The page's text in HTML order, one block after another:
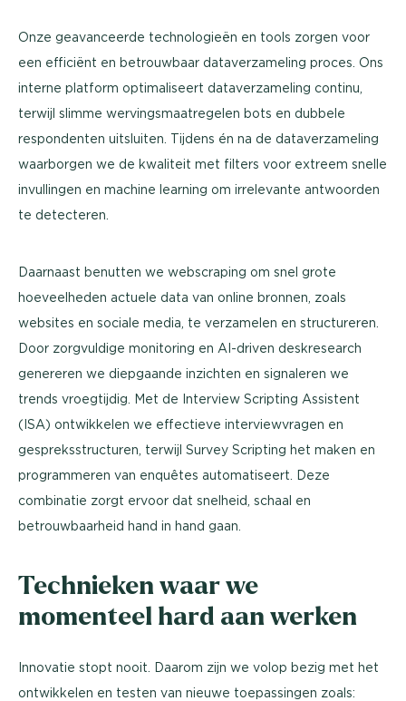
Onze geavanceerde technologieën en tools zorgen voor
een efficiënt en betrouwbaar dataverzameling proces. Ons
interne platform optimaliseert dataverzameling continu,
terwijl slimme wervingsmaatregelen bots en dubbele
respondenten uitsluiten. Tijdens én na de dataverzameling
waarborgen we de kwaliteit met filters voor extreem snelle
invullingen en machine learning om irrelevante antwoorden
te detecteren.
Daarnaast benutten we webscraping om snel grote
hoeveelheden actuele data van online bronnen, zoals
websites en sociale media, te verzamelen en structureren.
Door zorgvuldige monitoring en AI-driven deskresearch
genereren we diepgaande inzichten en signaleren we
trends vroegtijdig. Met de Interview Scripting Assistent
(ISA) ontwikkelen we effectieve interviewvragen en
gespreksstructuren, terwijl Survey Scripting het maken en
programmeren van enquêtes automatiseert. Deze
combinatie zorgt ervoor dat snelheid, schaal en
betrouwbaarheid hand in hand gaan.
Technieken waar we
momenteel hard aan werken
Innovatie stopt nooit. Daarom zijn we volop bezig met het
ontwikkelen en testen van nieuwe toepassingen zoals: